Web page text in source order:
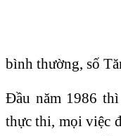
bình thường, số
Ðầu năm 1986
thực thi, mọi việc